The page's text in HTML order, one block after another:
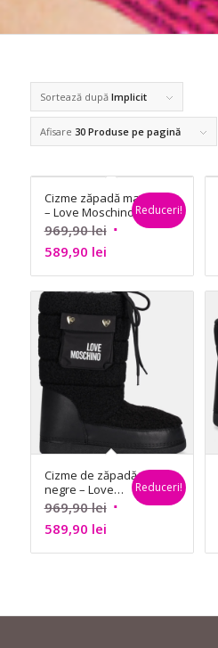
Sortează după Implicit
Afisare 30 Produse pe pagină
Cizme zăpadă maro
– Love Moschino
969,90lei Prețul
a
fost:
969,90 lei.
589,90 leiPrețul
curent
este:
589,90 lei.
Reduceri!
Cizme de zăpadă
negre – Love
Moschino
969,90lei Prețul
a
589,90 leiPrețul
curent
Reduceri!